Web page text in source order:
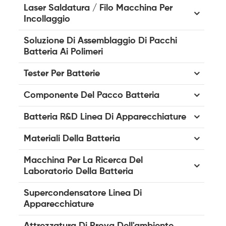
Laser Saldatura / Filo Macchina Per
Incollaggio
Soluzione Di Assemblaggio Di Pacchi
Batteria Ai Polimeri
Tester Per Batterie
Componente Del Pacco Batteria
Batteria R&D Linea Di Apparecchiature
Materiali Della Batteria
Macchina Per La Ricerca Del
Laboratorio Della Batteria
Supercondensatore Linea Di
Apparecchiature